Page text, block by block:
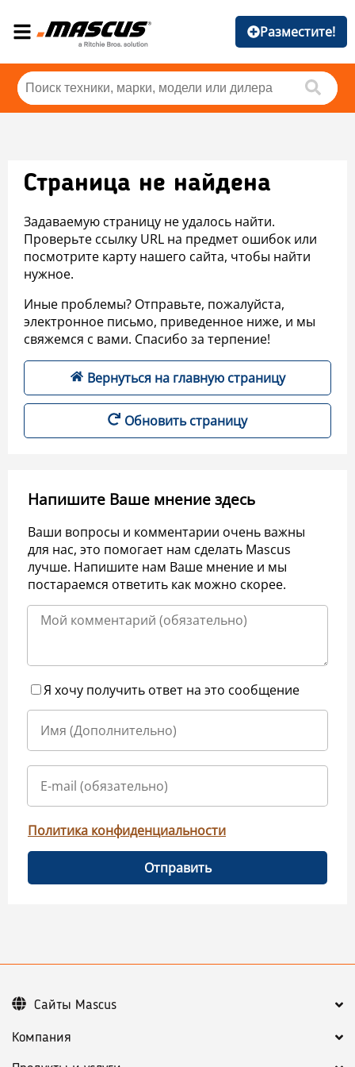
Разместите!
Страница не найдена
Задаваемую страницу не удалось найти.
Проверьте ссылку URL на предмет ошибок или
посмотрите карту нашего сайта, чтобы найти
нужное.
Иные проблемы? Отправьте, пожалуйста,
электронное письмо, приведенное ниже, и мы
свяжемся с вами. Спасибо за терпение!
Вернуться на главную страницу
Обновить страницу
Напишите Ваше мнение здесь
Ваши вопросы и комментарии очень важны
для нас, это помогает нам сделать Mascus
лучше. Напишите нам Ваше мнение и мы
постараемся ответить как можно скорее.
Я хочу получить ответ на это сообщение
Политика конфиденциальности
Отправить
Компания
Сайты Mascus